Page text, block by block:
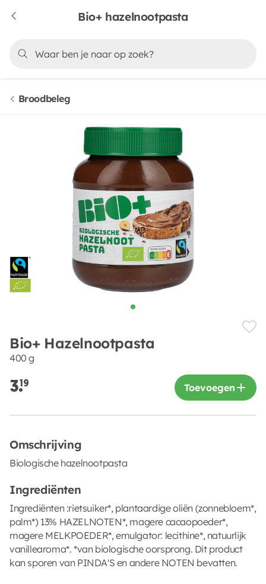
Bio+ hazelnootpasta
Broodbeleg
Bio+ Hazelnootpasta
400 g
3.19 Toevoegen
Omschrijving
Biologische hazelnootpasta
Ingrediënten
Ingrediënten :rietsuiker*, plantaardige oliën (zonnebloem*,
palm*) 13% HAZELNOTEN*, magere cacaopoeder*,
magere MELKPOEDER*, emulgator: lecithine*, natuurlijk
vanillearoma*. *van biologische oorsprong. Dit product
kan sporen van PINDA'S en andere NOTEN bevatten.